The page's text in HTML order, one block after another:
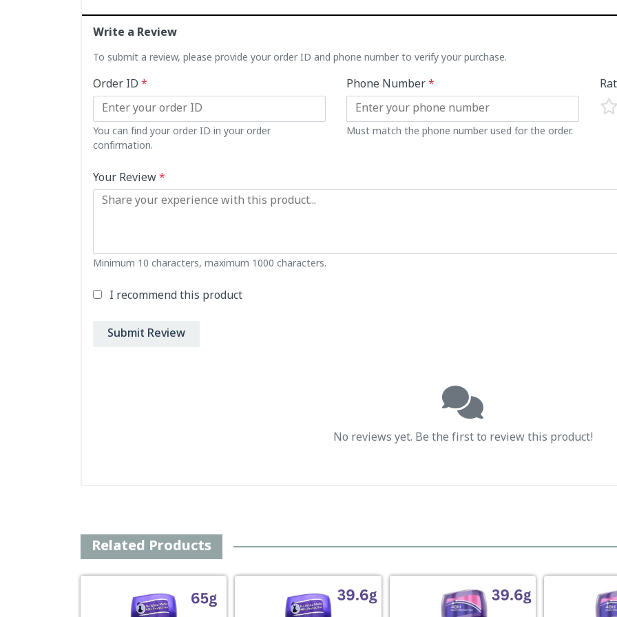
Write a Review
To submit a review, please provide your order ID and phone number to verify your purchase.
Order ID *
You can find your order ID in your order
confirmation.
Phone Number*
Must match the phone number used for the order.
Your Review*
Minimum 10 characters, maximum 1000 characters.
I recommend this product
Submit Review
No reviews yet. Be the first to review this product!
Related Products